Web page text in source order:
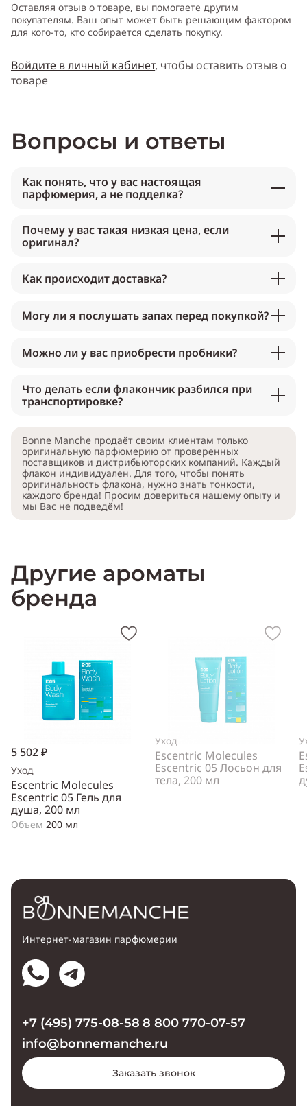
Оставляя отзыв о товаре, вы помогаете другим
покупателям. Ваш опыт может быть решающим фактором
для кого-то, кто собирается сделать покупку.
Войдите в личный кабинет, чтобы оставить отзыв о
товаре
Вопросы и ответы
Как понять, что у вас настоящая
парфюмерия, а не подделка?
Почему у вас такая низкая цена, если
оригинал?
Как происходит доставка?
Могу ли я послушать запах перед покупкой?
Можно ли у вас приобрести пробники?
Что делать если флакончик разбился при
транспортировке?
Bonne Manche продаёт своим клиентам только
оригинальную парфюмерию от проверенных
поставщиков и дистрибьюторских компаний. Каждый
флакон индивидуален. Для того, чтобы понять
оригинальность флакона, нужно знать тонкости,
каждого бренда! Просим довериться нашему опыту и
мы Вас не подведём!
Другие ароматы
бренда
5 502 ₽
Уход
Escentric Molecules
Escentric 05 Гель для
душа, 200 мл
Объем 200 мл
Уход
Escentric Molecules
Escentric 05 Лосьон для
тела, 200 мл
Интернет-магазин парфюмерии
+7 (495) 775-08-58 8 800 770-07-57
info@bonnemanche.ru
Заказать звонок